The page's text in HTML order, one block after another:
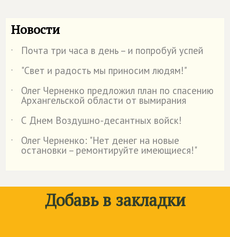
Новости
˙
Почта три часа в день – и попробуй успей
˙
"Свет и радость мы приносим людям!"
˙
Олег Черненко предложил план по спасению
Архангельской области от вымирания
˙
С Днем Воздушно-десантных войск!
˙
Олег Черненко: "Нет денег на новые
остановки – ремонтируйте имеющиеся!"
Добавь в закладки